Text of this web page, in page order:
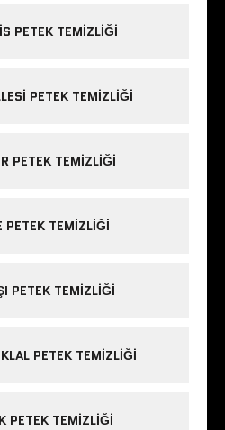
PETEK TEMIZLIĞI
PETEK TEMIZLIĞI
PETEK TEMIZLIĞI
PETEK TEMIZLIĞI
PETEK TEMIZLIĞI
PETEK TEMIZLIĞI
PETEK TEMIZLIĞI